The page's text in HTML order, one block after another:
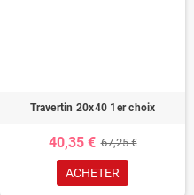
Travertin 20x40 1er choix
40,35 € 67,25 €
ACHETER